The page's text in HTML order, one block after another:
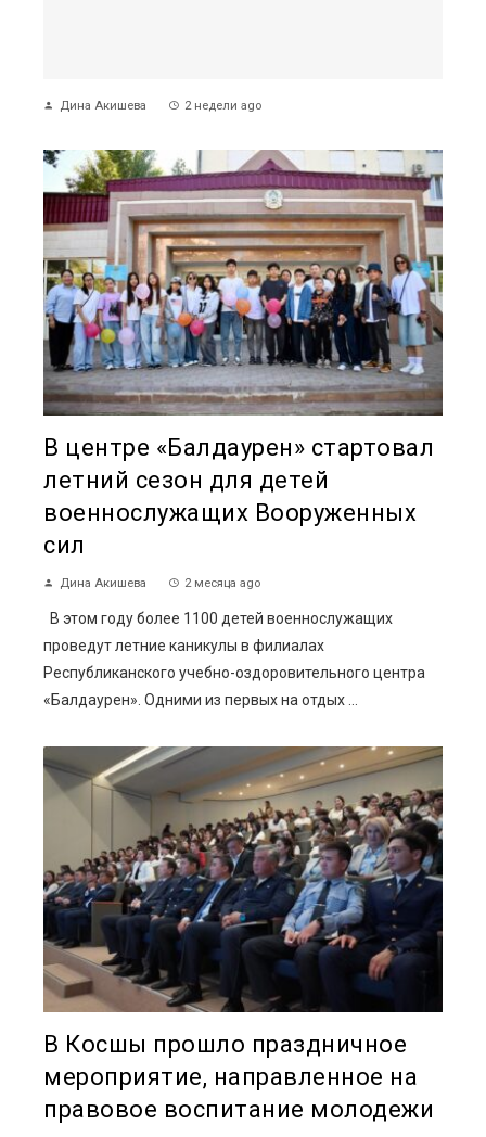
Дина Акишева 2 недели ago
В центре «Балдаурен» стартовал
летний сезон для детей
военнослужащих Вооруженных
сил
Дина Акишева 2 месяца ago
В этом году более 1100 детей военнослужащих
проведут летние каникулы в филиалах
Республиканского учебно-оздоровительного центра
«Балдаурен». Одними из первых на отдых ...
В Косшы прошло праздничное
мероприятие, направленное на
правовое воспитание молодежи